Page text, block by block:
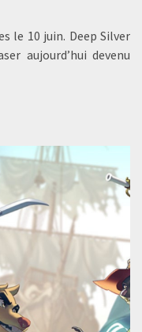
le 10 juin. Deep Silver
aujourd’hui devenu